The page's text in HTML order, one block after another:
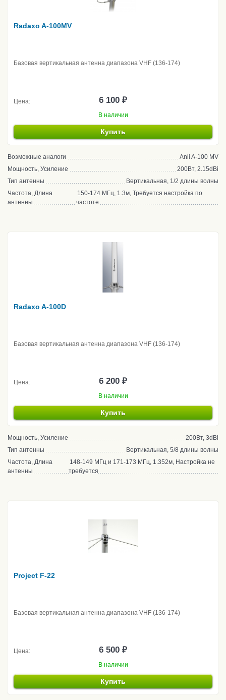
Radaxo A-100MV
Базовая вертикальная антенна диапазона VHF (136-174)
Цена: 6 100 ₽
В наличии
Купить
Возможные аналоги
Anli A-100 MV
Мощность, Усиление
200Вт, 2.15dBi
Тип антенны
Вертикальная, 1/2 длины волны
Частота, Длина
антенны
150-174 МГц, 1.3м, Требуется настройка по
частоте
Radaxo A-100D
Базовая вертикальная антенна диапазона VHF (136-174)
Цена: 6 200 ₽
В наличии
Купить
Мощность, Усиление
200Вт, 3dBi
Тип антенны
Вертикальная, 5/8 длины волны
Частота, Длина
антенны
148-149 МГц и 171-173 МГц, 1.352м, Настройка не
требуется
Project F-22
Базовая вертикальная антенна диапазона VHF (136-174)
Цена: 6 500 ₽
В наличии
Купить